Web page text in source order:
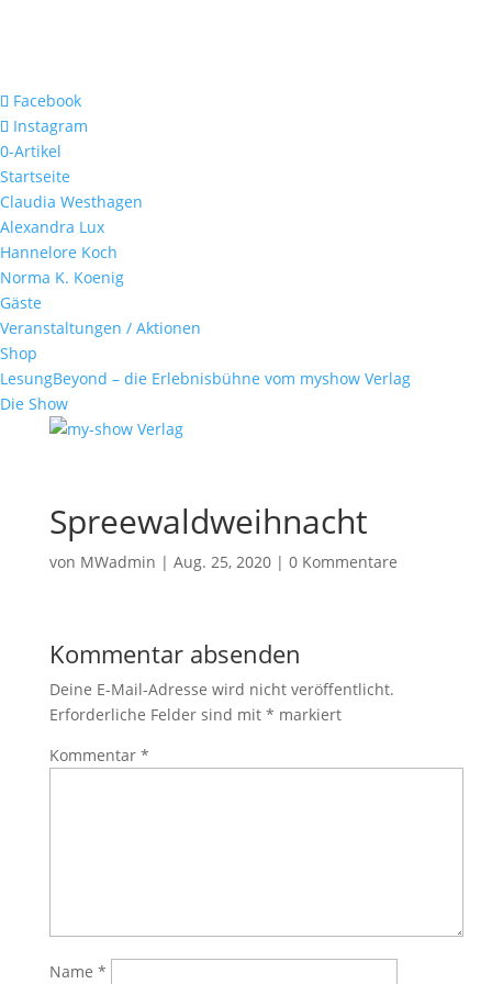
Facebook
Instagram
0-Artikel
Startseite
Claudia Westhagen
Alexandra Lux
Hannelore Koch
Norma K. Koenig
Gäste
Veranstaltungen / Aktionen
Shop
LesungBeyond – die Erlebnisbühne vom myshow Verlag
Die Show
Spreewaldweihnacht
von MWadmin | Aug. 25, 2020| 0 Kommentare
Kommentar absenden
Deine E-Mail-Adresse wird nicht veröffentlicht.
Erforderliche Felder sind mit * markiert
Kommentar *
Name *